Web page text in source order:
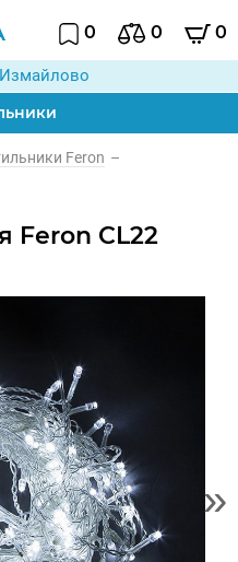
0 0 0
Feron –
Feron CL22
»